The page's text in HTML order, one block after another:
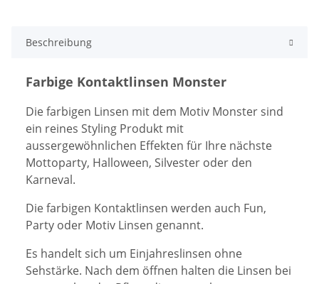
Beschreibung
Farbige Kontaktlinsen Monster
Die farbigen Linsen mit dem Motiv Monster sind
ein reines Styling Produkt mit
aussergewöhnlichen Effekten für Ihre nächste
Mottoparty, Halloween, Silvester oder den
Karneval.
Die farbigen Kontaktlinsen werden auch Fun,
Party oder Motiv Linsen genannt.
Es handelt sich um Einjahreslinsen ohne
Sehstärke. Nach dem öffnen halten die Linsen bei